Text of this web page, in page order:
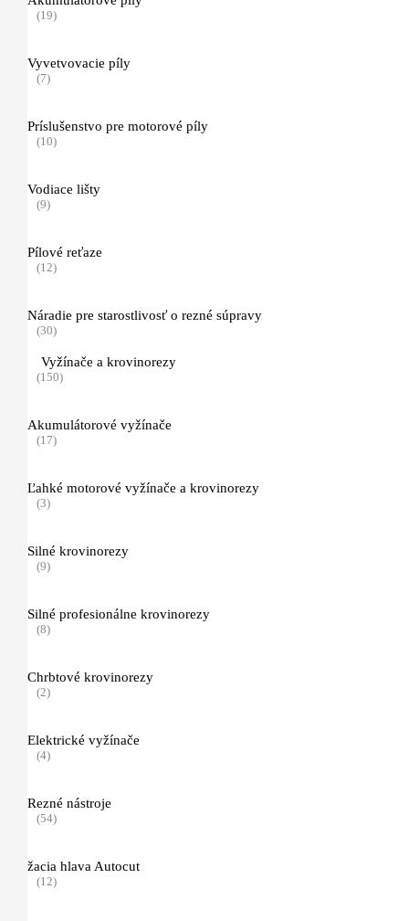
Príslušenstvo pre vyžínače a krovinorezy
Akumulátorové, elektrické a motorové kosačky
(54)
Akumulátorové kosačky
(18)
Benzínové kosačky Séria 2
(4)
Benzínové kosačky Séria 4
(4)
Benzínové kosačky Séria 5
(4)
Benzínové kosačky Séria 6 a 7
Elektrické kosačky
Príslušenstvo ku kosačkám
Záhradné traktory
(18)
Séria T5 a T4
(3)
Séria T6
(1)
Príslušentvo k traktorom
(14)
(16)
Nožnice na živé ploty
(19)
Vyvetvovacie píly
(7)
Príslušenstvo pre motorové píly
(10)
Vodiace lišty
(9)
Pílové reťaze
(12)
Náradie pre starostlivosť o rezné súpravy
(30)
Vyžínače a krovinorezy
(150)
Akumulátorové vyžínače
(17)
Ľahké motorové vyžínače a krovinorezy
(3)
Silné krovinorezy
(9)
Silné profesionálne krovinorezy
(8)
Chrbtové krovinorezy
(2)
Elektrické vyžínače
(4)
Rezné nástroje
(54)
žacia hlava Autocut
(12)